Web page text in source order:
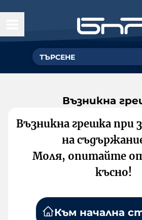
Възникна
Възникна грешка при
на
Моля, опитайте
късно!
Към начална